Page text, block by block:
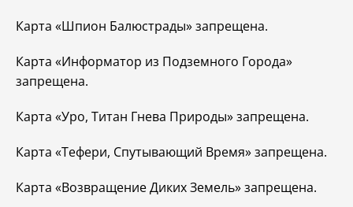
Карта «Шпион Балюстрады» запрещена.
Карта «Информатор из Подземного Города»
запрещена.
Карта «Уро, Титан Гнева Природы» запрещена.
Карта «Тефери, Спутывающий Время» запрещена.
Карта «Возвращение Диких Земель» запрещена.